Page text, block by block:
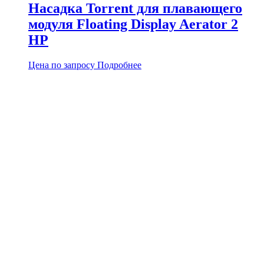
Насадка Torrent для плавающего
модуля Floating Display Aerator 2
HP
Цена по запросу Подробнее